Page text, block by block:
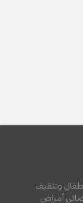
وتثقيف
أمراض